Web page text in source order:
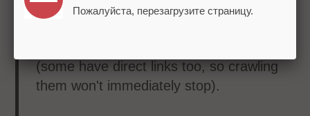
For the most part, we've switched to
(some have direct links too, so crawling
them won't immediately stop).
Пожалуйста, перезагрузите страницу.